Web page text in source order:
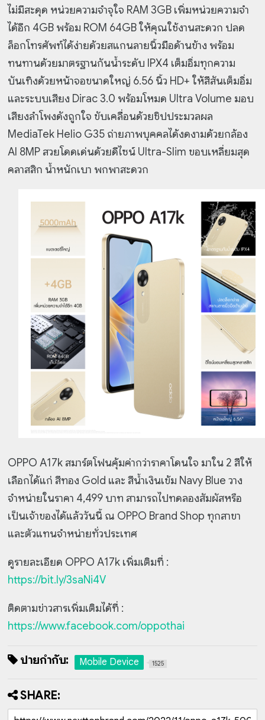
ไม่มีสะดุด หน่วยความจำจุใจ RAM 3GB เพิ่มหน่วยความจำ
ได้อีก 4GB พร้อม ROM 64GB ให้คุณใช้งานสะดวก ปลด
ล็อกโทรศัพท์ได้ง่ายด้วยสแกนลายนิ้วมือด้านข้าง พร้อม
ทนทานด้วยมาตรฐานกันน้ำระดับ IPX4 เต็มอิ่มทุกความ
บันเทิงด้วยหน้าจอขนาดใหญ่ 6.56 นิ้ว HD+ ให้สีสันเต็มอิ่ม
และระบบเสียง Dirac 3.0 พร้อมโหมด Ultra Volume มอบ
เสียงลำโพงดังถูกใจ ขับเคลื่อนด้วยชิปประมวลผล
MediaTek Helio G35 ถ่ายภาพบุคคลได้งดงามด้วยกล้อง
AI 8MP สวยโดดเด่นด้วยดีไซน์ Ultra-Slim ขอบเหลี่ยมสุด
คลาสสิก น้ำหนักเบา พกพาสะดวก
OPPO A17k สมาร์ตโฟนคุ้มค่ากว่าราคาโดนใจ มาใน 2 สีให้
เลือกได้แก่ สีทอง Gold และ สีน้ำเงินเข้ม Navy Blue วาง
จำหน่ายในราคา 4,499 บาท สามารถไปทดลองสัมผัสหรือ
เป็นเจ้าของได้แล้ววันนี้ ณ OPPO Brand Shop ทุกสาขา
และตัวแทนจำหน่ายทั่วประเทศ
ดูรายละเอียด OPPO A17k เพิ่มเติมที่ :
https://bit.ly/3saNi4V
ติดตามข่าวสารเพิ่มเติมได้ที่ :
https://www.facebook.com/oppothai
ป้ายกำกับ: Mobile Device 1525
SHARE: